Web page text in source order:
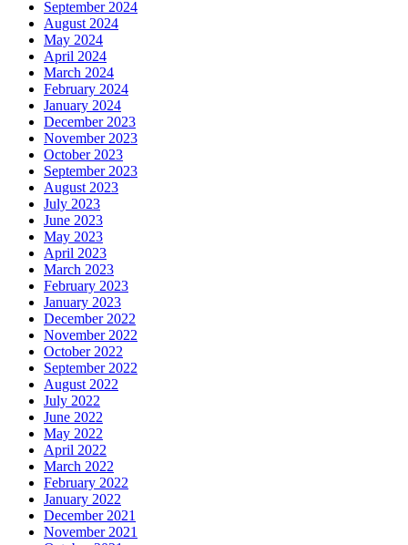
September 2024
August 2024
May 2024
April 2024
March 2024
February 2024
January 2024
December 2023
November 2023
October 2023
September 2023
August 2023
July 2023
June 2023
May 2023
April 2023
March 2023
February 2023
January 2023
December 2022
November 2022
October 2022
September 2022
August 2022
July 2022
June 2022
May 2022
April 2022
March 2022
February 2022
January 2022
December 2021
November 2021